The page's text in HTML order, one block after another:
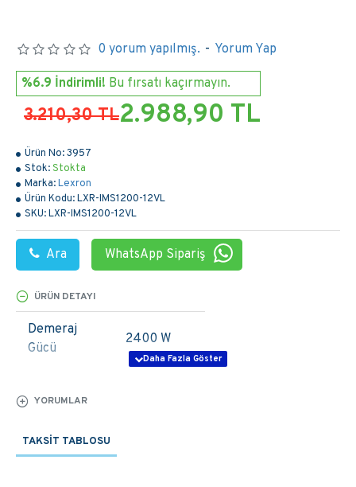
Ürün No:3957
Stok:Stokta
Marka:Lexron
Ürün Kodu:LXR-IMS1200-12VL
SKU:LXR-IMS1200-12VL
Ara WhatsApp Sipariş
0 yorum yapılmış. - Yorum Yap
%6.9 İndirimli! Bu fırsatı kaçırmayın.
3.210,30 TL2.988,90 TL
ÜRÜN DETAYI
Demeraj
Gücü
2400 W
Gerilimi
Çıkış
Gerilimi
YORUMLAR
TAKSIT TABLOSU